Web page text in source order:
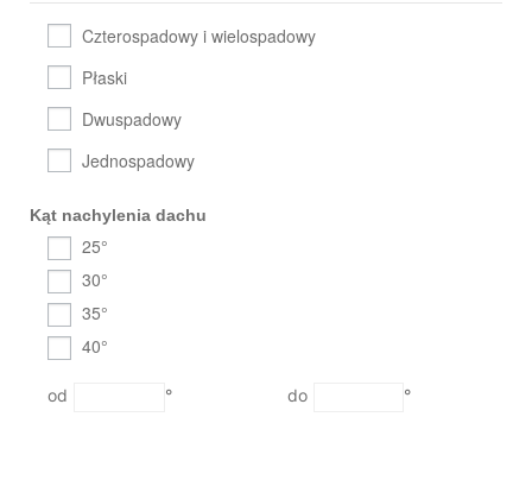
Jednospadowy
Płaski
Dwuspadowy
Czterospadowy i wielospadowy
Kąt nachylenia dachu
25°
30°
35°
40°
° °